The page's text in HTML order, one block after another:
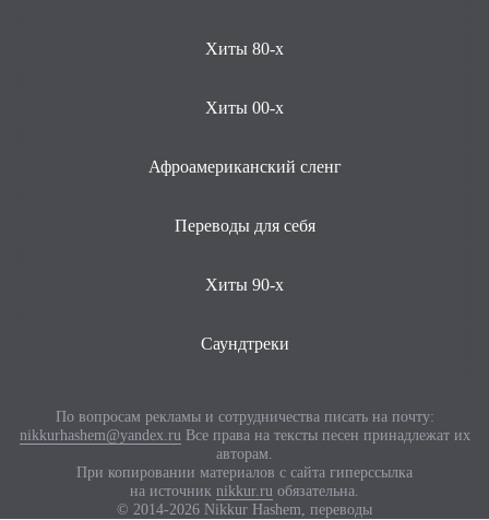
Хиты 80-х
Хиты 00-х
Афроамериканский сленг
Переводы для себя
Хиты 90-х
Саундтреки
По вопросам рекламы и сотрудничества писать на почту:
nikkurhashem@yandex.ruВсе права на тексты песен принадлежат их
авторам.
При копировании материалов с сайта гиперссылка
на источник nikkur.ru обязательна.
© 2014-2026 Nikkur Hashem, переводы